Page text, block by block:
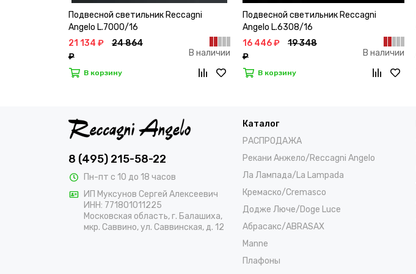
Подвесной светильник Reccagni
Angelo L.7000/16
21 134 ₽
24 864
₽
В наличии
В корзину
Подвесной светильник Reccagni
Angelo L.6308/16
16 446 ₽
19 348
₽
В наличии
В корзину
8 (495) 215-58-22
Пн-пт с 10 до 18 часов
ИП Муксунов Сергей Алексеевич
ИНН: 771801011225
Московская область, г. Балашиха,
мкр. Саввино, ул. Саввинская, д. 12
Каталог
РАСПРОДАЖА
Рекани Анжело/Reccagni Angelo
Ла Лампада/La Lampada
Кремаско/Cremasco
Додже Люче/Doge Luce
Абрасакс/ABRASAX
Manne
Плафоны